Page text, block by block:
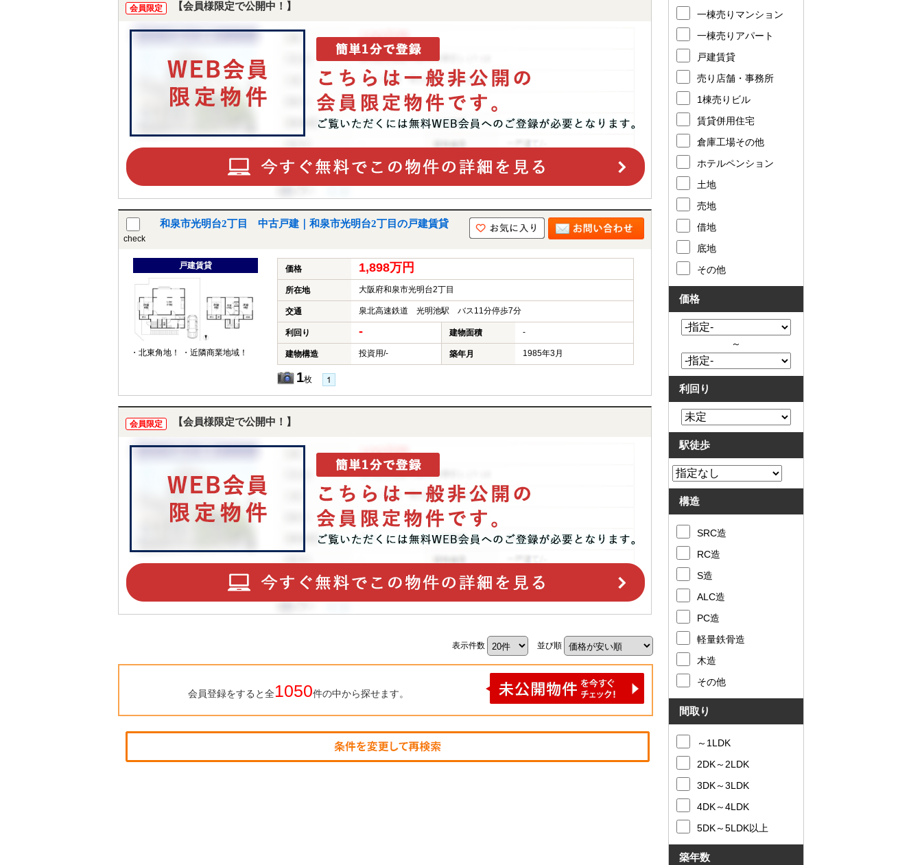
会員限定 【会員様限定で公開中！】
check
和泉市光明台2丁目 中古戸建｜和泉市光明台2丁目の戸建賃貸
戸建賃貸
・北東角地！ ・近隣商業地域！
価格 1,898万円
所在地 大阪府和泉市光明台2丁目
交通 泉北高速鉄道 光明池駅 バス11分停歩7分
利回り - 建物面積 -
建物構造 投資用/- 築年月 1985年3月
1枚
会員限定 【会員様限定で公開中！】
表示件数 並び順
会員登録をすると全1050件の中から探せます。
一棟売りマンション
一棟売りアパート
戸建賃貸
売り店舗・事務所
1棟売りビル
賃貸併用住宅
倉庫工場その他
ホテルペンション
土地
売地
借地
底地
その他
価格
～
利回り
駅徒歩
構造
SRC造
RC造
S造
ALC造
PC造
軽量鉄骨造
木造
その他
間取り
～1LDK
2DK～2LDK
3DK～3LDK
4DK～4LDK
5DK～5LDK以上
築年数